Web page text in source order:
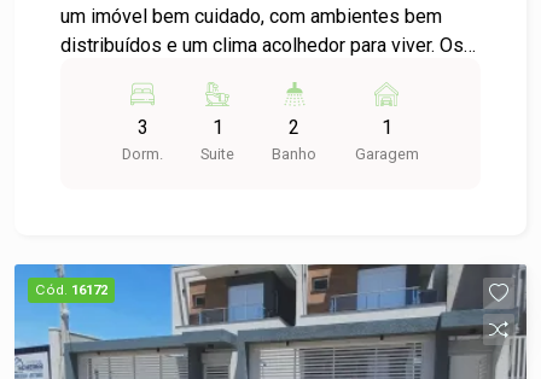
um imóvel bem cuidado, com ambientes bem
distribuídos e um clima acolhedor para viver. Os
dia e favorecem a convivência, com boa
iluminação natural que valoriza cada ambiente e
uma área social convidativa, com lareira que
integração entre salas e cozinha torna o ambiente
funcional, enquanto a churrasqueira, próxima à
área social, complementa o espaço de forma
agradável. Na parte superior, um terraço amplo já
3
Dorm.
1
Suite
2
Banho
1
Garagem
Cód. 16172